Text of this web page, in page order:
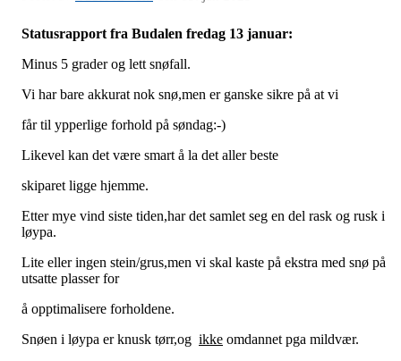
Statusrapport fra Budalen fredag 13 januar:
Minus 5 grader og lett snøfall.
Vi har bare akkurat nok snø,men er ganske sikre på at vi
får til ypperlige forhold på søndag:-)
Likevel kan det være smart å la det aller beste
skiparet ligge hjemme.
Etter mye vind siste tiden,har det samlet seg en del rask og rusk i
løypa.
Lite eller ingen stein/grus,men vi skal kaste på ekstra med snø på
utsatte plasser for
å opptimalisere forholdene.
Snøen i løypa er knusk tørr,og ikke omdannet pga mildvær.